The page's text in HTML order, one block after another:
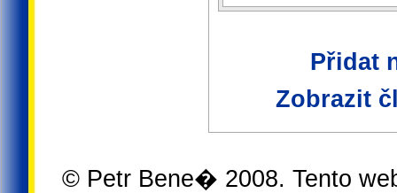
Přidat
Zobrazit
© Petr Bene� 2008. Tento